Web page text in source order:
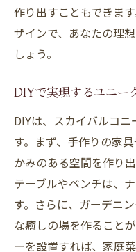
作り出すこともできま
ザインで、あなたの理
しょう。
DIYで実現するユニー
DIYは、スカイバルコ
す。まず、手作りの家
かみのある空間を作り
テーブルやベンチは、
す。さらに、ガーデニ
な癒しの場を作ること
ーを設置すれば、家庭